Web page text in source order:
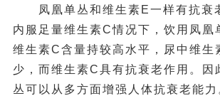
凤凰单丛和维生素E一样有抗衰
内服足量维生素C情况下，饮用凤凰
维生素C含量持较高水平，尿中维生
少，而维生素C具有抗衰老作用。因
丛可以从多方面增强人体抗衰老能力